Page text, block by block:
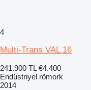
4
Multi-Trans VAL 16
241.900 TL €4.400
Endüstriyel römork
2014